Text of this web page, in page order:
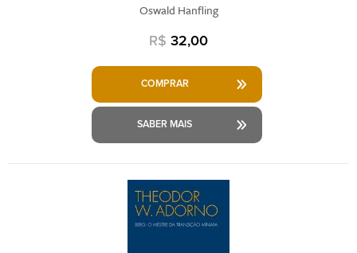
Oswald Hanfling
R$ 32,00
COMPRAR
SABER MAIS